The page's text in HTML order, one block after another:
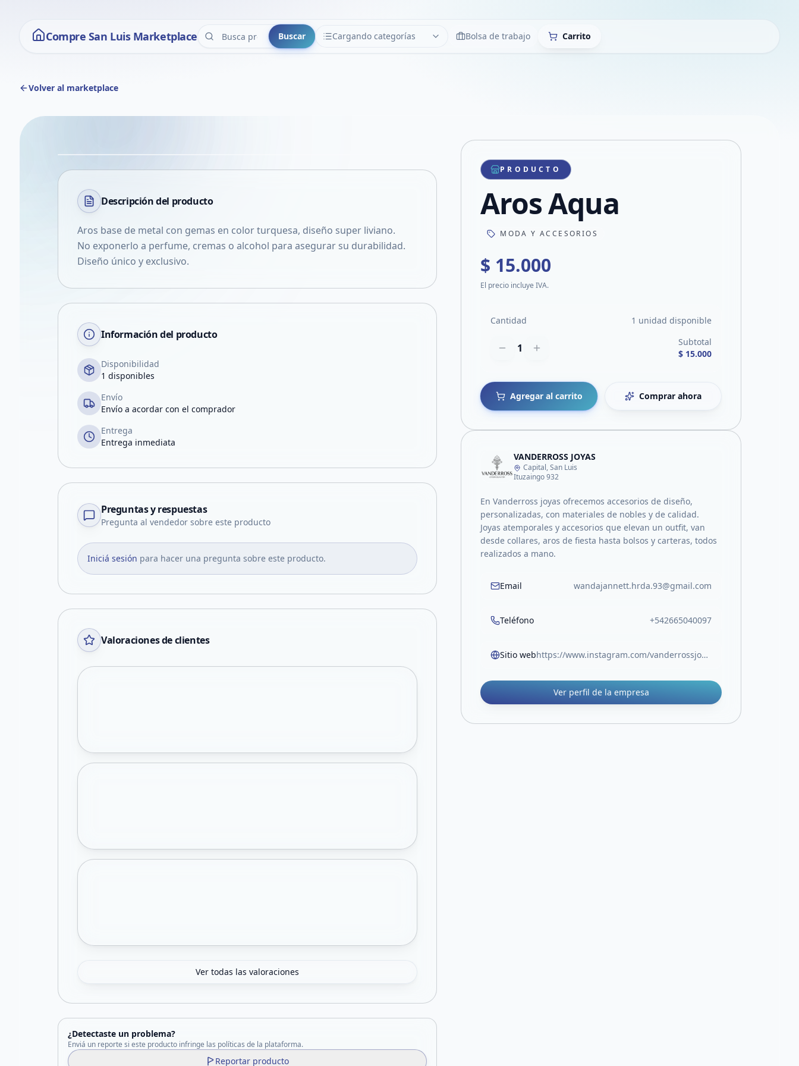
Compre San Luis Marketplace Buscar Cargando categorías
CATEGORÍAS LimpiarBolsa de trabajo Carrito
Volver al marketplace
VER EN PANTALLA COMPLETA
Compartir producto
Compartir por WhatsApp
Compartir por mail
Compartir en Facebook
Compartir en X
Descripción del producto
Aros base de metal con gemas en color turquesa, diseño super liviano.
No exponerlo a perfume, cremas o alcohol para asegurar su durabilidad.
Diseño único y exclusivo.
Información del producto
Disponibilidad
1 disponibles
Envío
Envío a acordar con el comprador
Entrega
Entrega inmediata
Preguntas y respuestas
Pregunta al vendedor sobre este producto
Iniciá sesión para hacer una pregunta sobre este producto.
Valoraciones de clientes
Ver todas las valoraciones
¿Detectaste un problema?
Enviá un reporte si este producto infringe las políticas de la plataforma.
Reportar producto
PRODUCTO
Aros Aqua
MODA Y ACCESORIOS
$ 15.000
El precio incluye IVA.
Cantidad 1 unidad disponible
1
Subtotal
$ 15.000
Agregar al carrito Comprar ahora
VANDERROSS JOYAS
Capital, San Luis
Ituzaingo 932
En Vanderross joyas ofrecemos accesorios de diseño,
personalizadas, con materiales de nobles y de calidad.
Joyas atemporales y accesorios que elevan un outfit, van
desde collares, aros de fiesta hasta bolsos y carteras, todos
realizados a mano.
Email wandajannett.hrda.93@gmail.com
Teléfono +542665040097
Sitio web https://www.instagram.com/vanderrossjoyas/
Ver perfil de la empresa